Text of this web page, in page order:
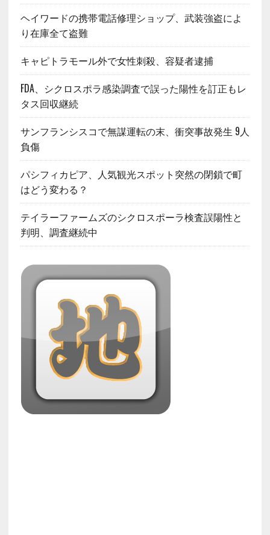
ヘイワードの携帯電話修理ショップ、武装強盗によ
り在庫全て盗難
キャピトラモール外で女性刺殺、容疑者逮捕
FDA、シクロスポラ感染調査で誤った陽性を訂正もレ
タス回収継続
サンフランシスコで無謀運転の末、衝突事故発生 9人
負傷
パシフィカピア、人気観光スポット突然の閉鎖で町
はどう変わる？
テイラーファームズのシクロスポーラ検査誤陽性と
判明、調査継続中